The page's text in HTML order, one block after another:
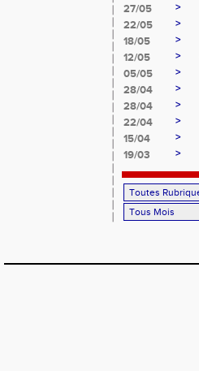
27/05
>
22/05
>
18/05
>
12/05
>
05/05
>
28/04
>
28/04
>
22/04
>
15/04
>
19/03
>